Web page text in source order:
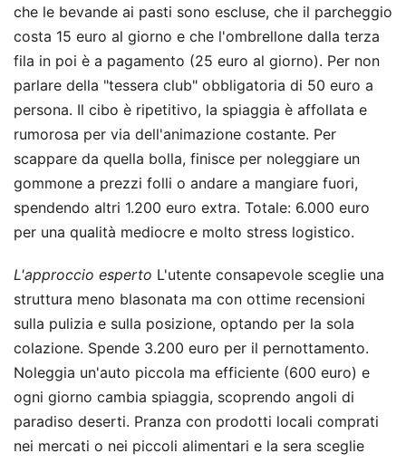
che le bevande ai pasti sono escluse, che il parcheggio
costa 15 euro al giorno e che l'ombrellone dalla terza
fila in poi è a pagamento (25 euro al giorno). Per non
parlare della "tessera club" obbligatoria di 50 euro a
persona. Il cibo è ripetitivo, la spiaggia è affollata e
rumorosa per via dell'animazione costante. Per
scappare da quella bolla, finisce per noleggiare un
gommone a prezzi folli o andare a mangiare fuori,
spendendo altri 1.200 euro extra. Totale: 6.000 euro
per una qualità mediocre e molto stress logistico.
L'approccio esperto L'utente consapevole sceglie una
struttura meno blasonata ma con ottime recensioni
sulla pulizia e sulla posizione, optando per la sola
colazione. Spende 3.200 euro per il pernottamento.
Noleggia un'auto piccola ma efficiente (600 euro) e
ogni giorno cambia spiaggia, scoprendo angoli di
paradiso deserti. Pranza con prodotti locali comprati
nei mercati o nei piccoli alimentari e la sera sceglie